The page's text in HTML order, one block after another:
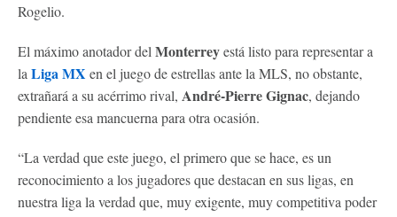
Rogelio.
El máximo anotador del Monterreyestá listo para representar a
la Liga MX en el juego de estrellas ante la MLS, no obstante,
extrañará a su acérrimo rival, André-Pierre Gignac, dejando
pendiente esa mancuerna para otra ocasión.
“La verdad que este juego, el primero que se hace, es un
reconocimiento a los jugadores que destacan en sus ligas, en
nuestra liga la verdad que, muy exigente, muy competitiva poder